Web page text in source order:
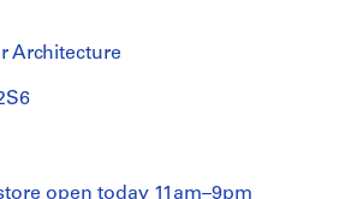
Architecture
open today 11am–9pm